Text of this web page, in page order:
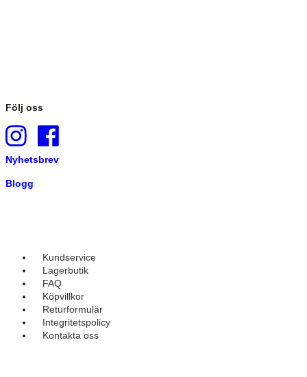
Följ oss
Nyhetsbrev
Blogg
Kundservice
Lagerbutik
FAQ
Köpvillkor
Returformulär
Integritetspolicy
Kontakta oss